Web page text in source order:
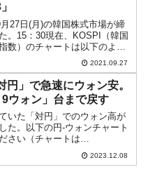
27日(月)の韓国株式市場が締
。15：30現在、KOSPI（韓国
数）のチャートは以下のよう
』より引用）。KOSPIは
3,133」で締まりまし...
2021.09.27
円」で急速にウォン安。
9ウォン」台まで戻す
いた「対円」でのウォン高が
た。以下の円-ウォンチャート
さい（チャートは
』より引用：日足）。↑
の直物はないのでクロス円。上
2023.12.08